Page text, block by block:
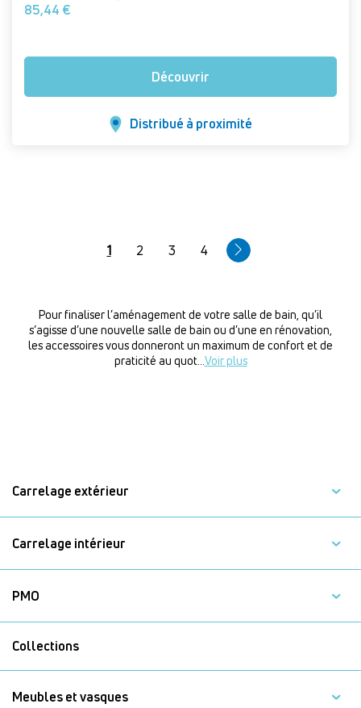
85,44 €
Découvrir
Distribué à proximité
Page
1 Page
2 Page
3 Page
4
Pour finaliser l’aménagement de votre salle de bain, qu’il
s’agisse d’une nouvelle salle de bain ou d’une en rénovation,
les accessoires vous donneront un maximum de confort et de
praticité au quot...Voir plus
Carrelage extérieur
Carrelage intérieur
PMO
Collections
Meubles et vasques